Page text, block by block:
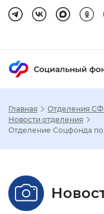
Настройка
Стандартный
Главная Отделения
Новости отделения
Отделение Соцфонда по